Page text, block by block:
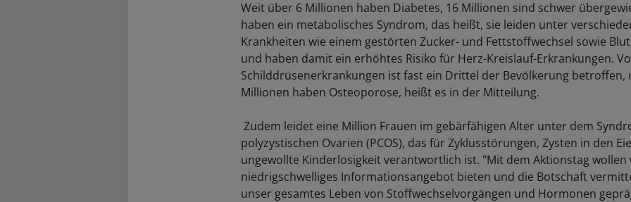
Weit über 6 Millionen haben Diabetes, 16 Millionen sind schwer
haben ein metabolisches Syndrom, das heißt, sie leiden unter
Krankheiten wie einem gestörten Zucker- und Fettstoffwechsel sowie
und haben damit ein erhöhtes Risiko für Herz-Kreislauf-Erkrankungen.
Schilddrüsenerkrankungen ist fast ein Drittel der Bevölkerung betroffen,
Millionen haben Osteoporose, heißt es in der Mitteilung.
Zudem leidet eine Million Frauen im gebärfähigen Alter unter dem
polyzystischen Ovarien (PCOS), das für Zyklusstörungen, Zysten in den
ungewollte Kinderlosigkeit verantwortlich ist. "Mit dem Aktionstag wollen
niedrigschwelliges Informationsangebot bieten und die Botschaft
unser gesamtes Leben von Stoffwechselvorgängen und Hormonen